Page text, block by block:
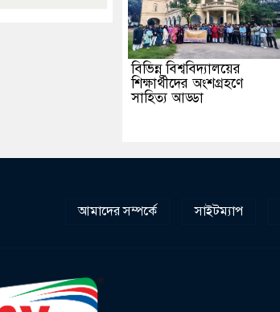
বিভিন্ন বিশ্ববিদ্যালয়ের
শিক্ষার্থীদের অংশগ্রহণে
সাহিত্য আড্ডা
আমাদের সম্পর্কে সাইটম্যাপ